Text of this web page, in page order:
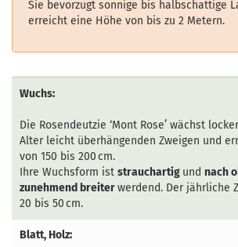
Sie bevorzugt sonnige bis halbschattige
erreicht eine Höhe von bis zu 2 Metern.
Wuchs:
Die Rosendeutzie ‘Mont Rose’ wächst
Alter leicht überhängenden Zweigen und
von 150 bis 200 cm.
Ihre Wuchsform ist strauchartig und nach
zunehmend breiterwerdend. Der jährliche
20 bis 50 cm.
Blatt, Holz: